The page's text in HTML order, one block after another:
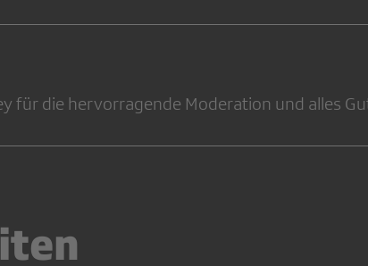
für die hervorragende Moderation und alles